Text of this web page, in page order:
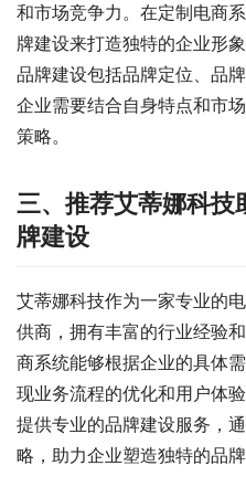
和市场竞争力。在定制电商
牌建设来打造独特的企业形
品牌建设包括品牌定位、品
企业需要结合自身特点和市
策略。
三、推荐艾蒂娜科技
牌建设
艾蒂娜科技作为一家专业的
供商，拥有丰富的行业经验
商系统能够根据企业的具体
现业务流程的优化和用户体
提供专业的品牌建设服务，
略，助力企业塑造独特的品牌